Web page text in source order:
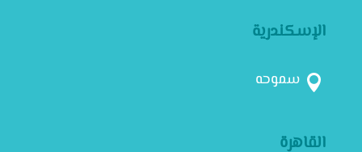
القاهرة
الإسكندرية
 سموحه